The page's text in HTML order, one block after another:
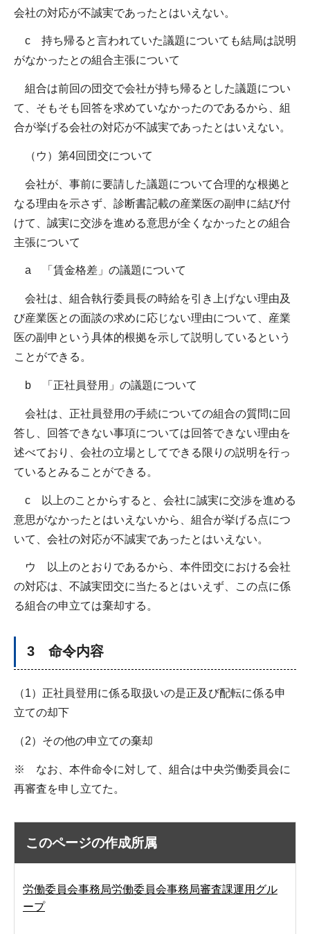
会社の対応が不誠実であったとはいえない。
c 持ち帰ると言われていた議題についても結局は説明
がなかったとの組合主張について
組合は前回の団交で会社が持ち帰るとした議題につい
て、そもそも回答を求めていなかったのであるから、組
合が挙げる会社の対応が不誠実であったとはいえない。
（ウ）第4回団交について
会社が、事前に要請した議題について合理的な根拠と
なる理由を示さず、診断書記載の産業医の副申に結び付
けて、誠実に交渉を進める意思が全くなかったとの組合
主張について
a 「賃金格差」の議題について
会社は、組合執行委員長の時給を引き上げない理由及
び産業医との面談の求めに応じない理由について、産業
医の副申という具体的根拠を示して説明しているという
ことができる。
b 「正社員登用」の議題について
会社は、正社員登用の手続についての組合の質問に回
答し、回答できない事項については回答できない理由を
述べており、会社の立場としてできる限りの説明を行っ
ているとみることができる。
c 以上のことからすると、会社に誠実に交渉を進める
意思がなかったとはいえないから、組合が挙げる点につ
いて、会社の対応が不誠実であったとはいえない。
ウ 以上のとおりであるから、本件団交における会社
の対応は、不誠実団交に当たるとはいえず、この点に係
る組合の申立ては棄却する。
3 命令内容
（1）正社員登用に係る取扱いの是正及び配転に係る申
立ての却下
（2）その他の申立ての棄却
※ なお、本件命令に対して、組合は中央労働委員会に
再審査を申し立てた。
このページの作成所属
労働委員会事務局労働委員会事務局審査課運用グル
ープ